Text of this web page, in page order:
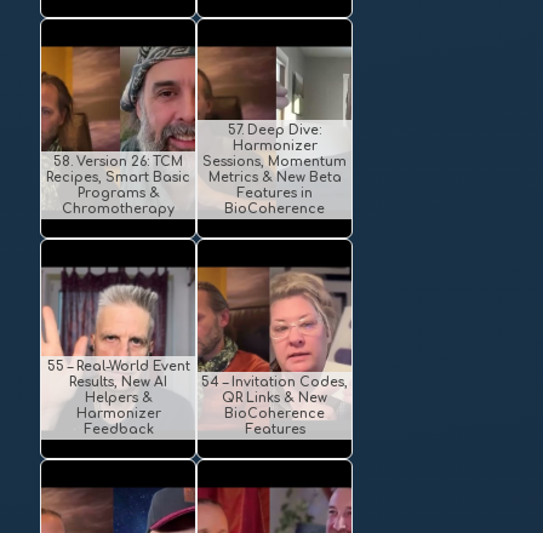
58. Version 26: TCM
Recipes, Smart Basic
Programs &
Chromotherapy
57. Deep Dive:
Harmonizer
Sessions, Momentum
Metrics & New Beta
Features in
BioCoherence
55 – Real-World Event
Results, New AI
Helpers &
Harmonizer
Feedback
54 – Invitation Codes,
QR Links & New
BioCoherence
Features